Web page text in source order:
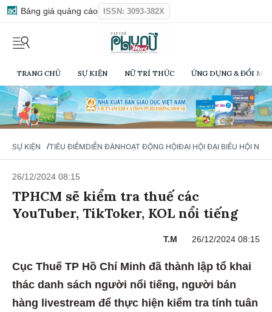
Bảng giá quảng cáo ISSN: 3093-382X
TRANG CHỦ SỰ KIỆN NỮ TRÍ THỨC ỨNG DỤNG & ĐỔI
SỰ KIỆN / TIÊU ĐIỂMDIỄN ĐÀNHOẠT ĐỘNG HỘIĐẠI HỘI ĐẠI BIỂU HỘI NỮ
26/12/2024 08:15
TPHCM sẽ kiểm tra thuế các
YouTuber, TikToker, KOL nổi tiếng
T.M 26/12/2024 08:15
Cục Thuế TP Hồ Chí Minh đã thành lập tổ khai
thác danh sách người nổi tiếng, người bán
hàng livestream để thực hiện kiểm tra tính tuân